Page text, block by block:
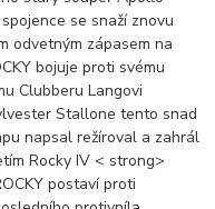
se snaží znovu
odvetným zápasem na
bojuje proti svému
Clubberu Langovi
Stallone tento snad
napsal režíroval a zahrál
Rocky IV < strong>
postaví proti